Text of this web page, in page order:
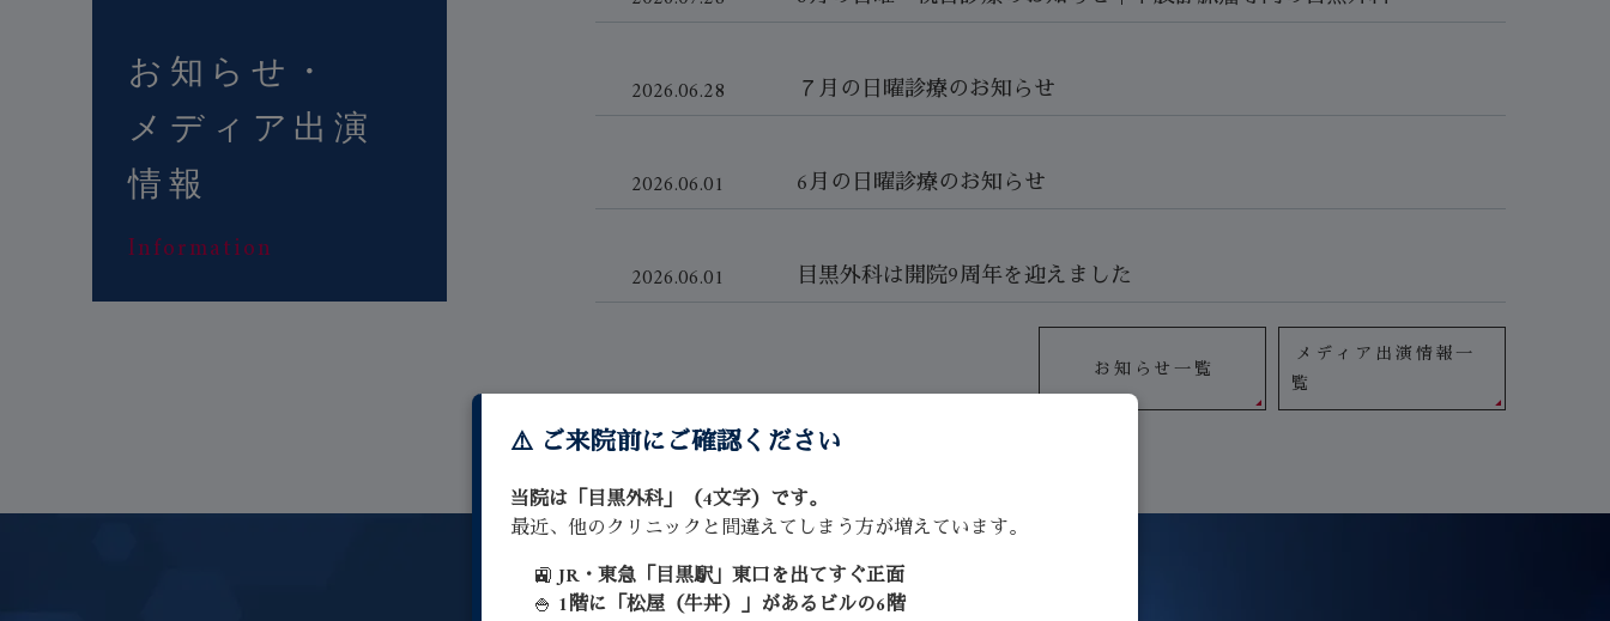
⚠️ ご来院前にご確認ください
当院は「目黒外科」（4文字）です。
最近、他のクリニックと間違えてしまう方が増えています。
🚉JR・東急「目黒駅」東口を出てすぐ正面
🍚 1階に「松屋（牛丼）」があるビルの6階
お知らせ・
メディア出演
情報
Information
2026.06.28 ７月の日曜診療のお知らせ
2026.06.01 6月の日曜診療のお知らせ
2026.06.01 目黒外科は開院9周年を迎えました
お知らせ一覧
メディア出演情報一
覧